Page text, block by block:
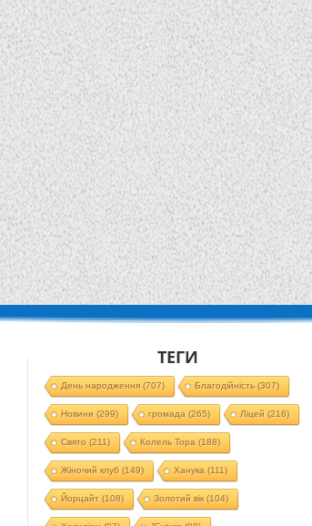
ТЕГИ
День народження(707) Благодійність (307)
Новини (299) громада (265) Ліцей (216)
Свято (211) Колель Тора (188)
Жіночий клуб (149) Ханука (111)
Йорцайт (108) Золотий вік(104)